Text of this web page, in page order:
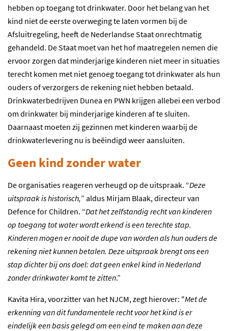
hebben op toegang tot drinkwater. Door het belang van het
kind niet de eerste overweging te laten vormen bij de
Afsluitregeling, heeft de Nederlandse Staat onrechtmatig
gehandeld. De Staat moet van het hof maatregelen nemen die
ervoor zorgen dat minderjarige kinderen niet meer in situaties
terecht komen met niet genoeg toegang tot drinkwater als hun
ouders of verzorgers de rekening niet hebben betaald.
Drinkwaterbedrijven Dunea en PWN krijgen allebei een verbod
om drinkwater bij minderjarige kinderen af te sluiten.
Daarnaast moeten zij gezinnen met kinderen waarbij de
drinkwaterlevering nu is beëindigd weer aansluiten.
Geen kind zonder water
De organisaties reageren verheugd op de uitspraak. “Deze
uitspraak is historisch,” aldus Mirjam Blaak, directeur van
Defence for Children. “Dat het zelfstandig recht van kinderen
op toegang tot water wordt erkend is een terechte stap.
Kinderen mogen er nooit de dupe van worden als hun ouders de
rekening niet kunnen betalen. Deze uitspraak brengt ons een
stap dichter bij ons doel: dat geen enkel kind in Nederland
zonder drinkwater komt te zitten.”
Kavita Hira, voorzitter van het NJCM, zegt hierover: "Met de
erkenning van dit fundamentele recht voor het kind is er
eindelijk een basis gelegd om een eind te maken aan deze